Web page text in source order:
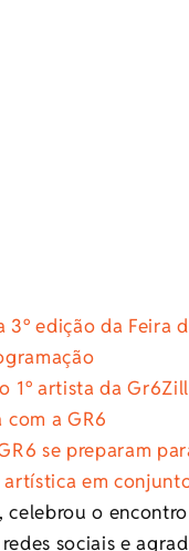
3º edição da Feira
1º artista da
a GR6
se preparam
em
, celebrou o
sociais e